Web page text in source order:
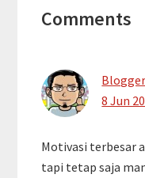
Interactions
Comments
8 Jun
Motivasi terbesar
tapi tetap saja